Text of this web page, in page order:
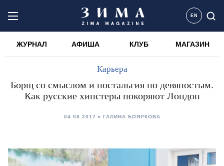
EN
ЖУРНАЛ АФИША КЛУБ МАГАЗИН
Карьера
Борщ со смыслом и ностальгия по девяностым.
Как русские хипстеры покоряют Лондон
04.08.2017 ГАЛИНА БОЯРКОВА